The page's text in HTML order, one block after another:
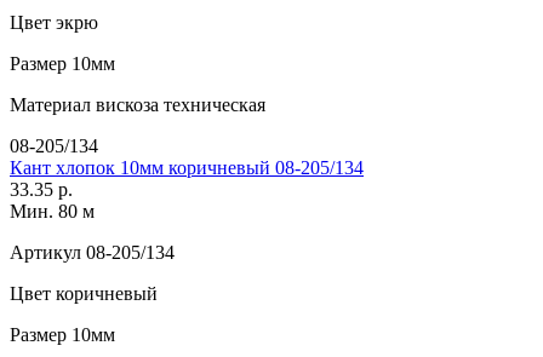
Цвет экрю
Размер 10мм
Материал вискоза техническая
08-205/134
Кант хлопок 10мм коричневый 08-205/134
33.35 р.
Мин. 80 м
Артикул 08-205/134
Цвет коричневый
Размер 10мм